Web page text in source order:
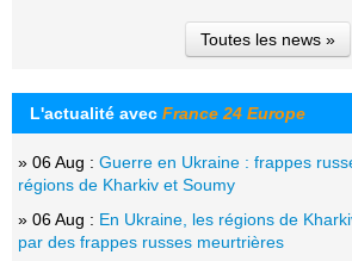
Toutes les news »
L'actualité avec France 24 Europe
» 06 Aug : Guerre en Ukraine : frappes
régions de Kharkiv et Soumy
» 06 Aug : En Ukraine, les régions de
par des frappes russes meurtrières